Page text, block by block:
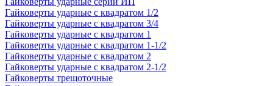
Гайковерты ударные с квадратом 1/2
Гайковерты ударные с квадратом 3/4
Гайковерты ударные с квадратом 1
Гайковерты ударные с квадратом 1-1/2
Гайковерты ударные с квадратом 2
Гайковерты ударные с квадратом 2-1/2
Гайковерты трещоточные